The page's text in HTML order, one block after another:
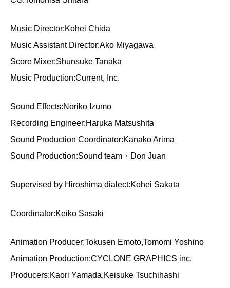
Music Director:Kohei Chida
Music Assistant Director:Ako Miyagawa
Score Mixer:Shunsuke Tanaka
Music Production:Current, Inc.
Sound Effects:Noriko Izumo
Recording Engineer:Haruka Matsushita
Sound Production Coordinator:Kanako Arima
Sound Production:Sound team・Don Juan
Supervised by Hiroshima dialect:Kohei Sakata
Coordinator:Keiko Sasaki
Animation Producer:Tokusen Emoto,Tomomi Yoshino
Animation Production:CYCLONE GRAPHICS inc.
Producers:Kaori Yamada,Keisuke Tsuchihashi